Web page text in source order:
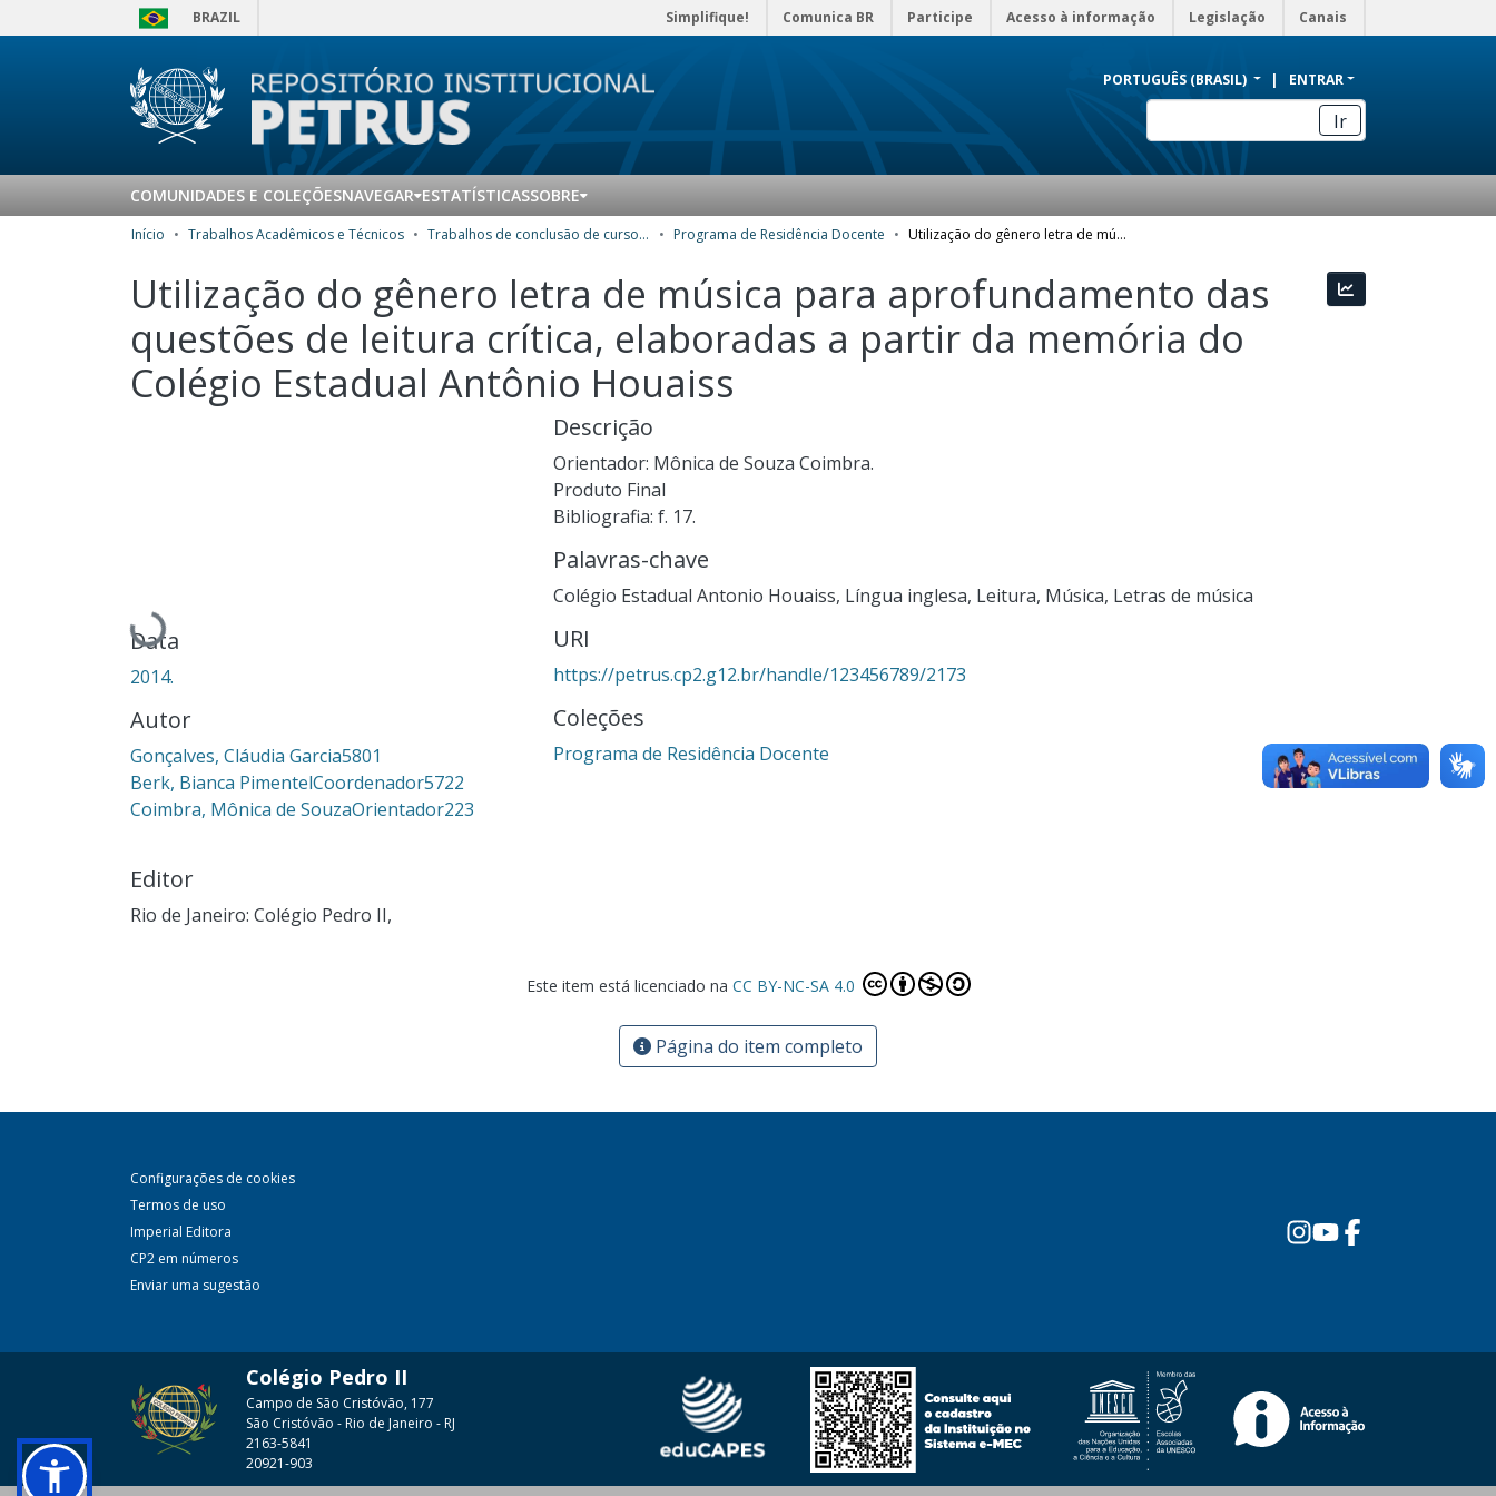
BRAZIL Simplifique! Comunica BR Participe Acesso à informação Legislação Canais
PORTUGUÊS (BRASIL) ENTRAR
Ir
COMUNIDADES E COLEÇÕESNAVEGAR ESTATÍSTICASSOBRE
Início Trabalhos Acadêmicos e Técnicos Trabalhos de conclusão de curso de Especialização Programa de Residência Docente Utilização do gênero letra de música para aprofundamento das questões de leitura crítica, elaboradas a partir da memória do Colégio Estadual Antônio Houaiss
Utilização do gênero letra de música para aprofundamento das
questões de leitura crítica, elaboradas a partir da memória do
Colégio Estadual Antônio Houaiss
Carregando...
Data
2014.
Autor
Gonçalves, Cláudia Garcia5801
Berk, Bianca PimentelCoordenador5722
Coimbra, Mônica de SouzaOrientador223
Editor
Rio de Janeiro: Colégio Pedro II,
Descrição
Orientador: Mônica de Souza Coimbra.
Produto Final
Bibliografia: f. 17.
Palavras-chave
Colégio Estadual Antonio Houaiss, Língua inglesa, Leitura, Música, Letras de música
URI
https://petrus.cp2.g12.br/handle/123456789/2173
Coleções
Programa de Residência Docente
Este item está licenciado na CC BY-NC-SA 4.0
Página do item completo
Configurações de cookies
Termos de uso
Imperial Editora
CP2 em números
Enviar uma sugestão
Colégio Pedro II
Campo de São Cristóvão, 177
São Cristóvão - Rio de Janeiro - RJ
2163-5841
20921-903